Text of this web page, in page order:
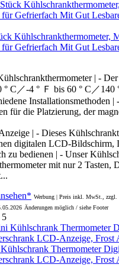
Kühlschrankthermometer,
für Gefrierfach Mit Gut
| -
° C／-4 ° Ｆ bis 60 ° C／140
Installationsmethoden |
für die Platzierung, der
| - Dieses
digitalen LCD-Bildschirm,
zu bedienen | - Unser
mit nur 2 Tasten,
Werbung | Preis inkl. MwSt., zzgl.
Änderungen möglich / siehe Footer
5
Thermometer
LCD-Anzeige, Frost